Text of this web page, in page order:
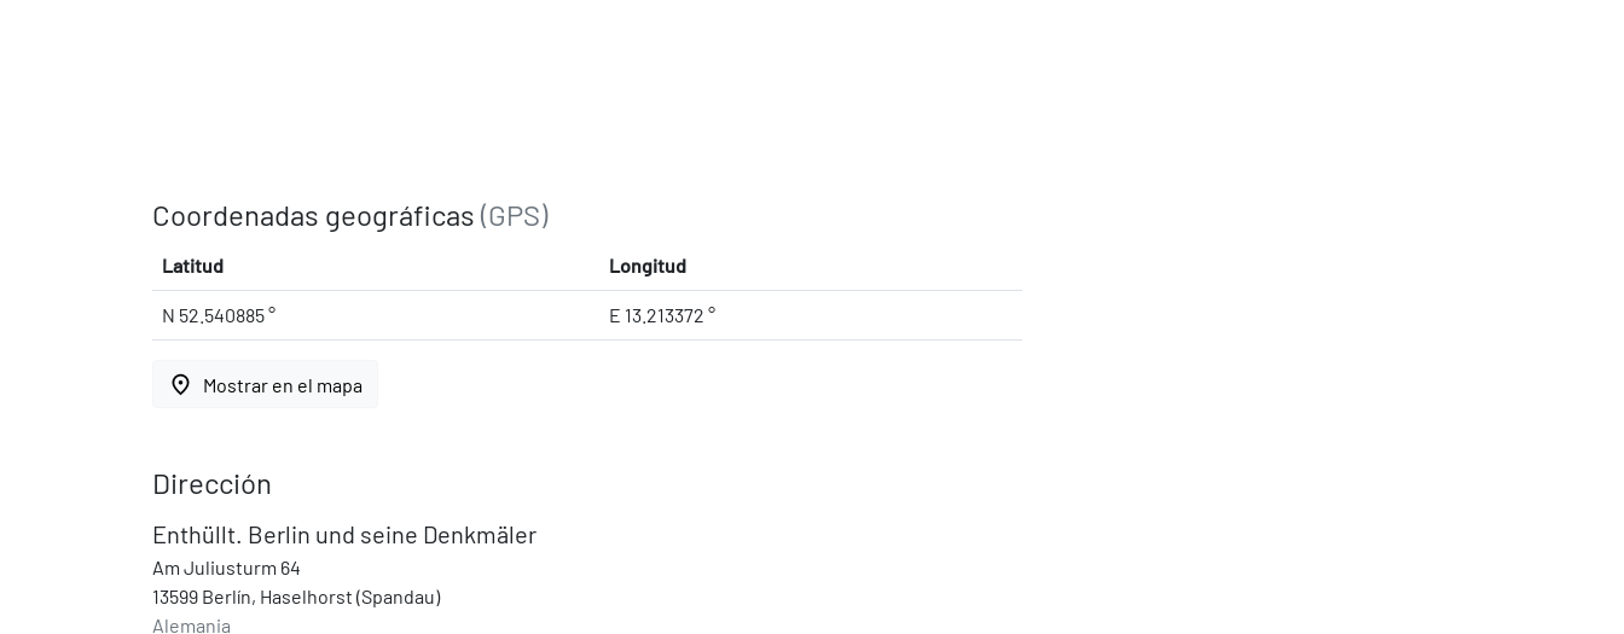
Coordenadas geográficas (GPS)
Latitud Longitud
N 52.540885 ° E 13.213372 °
place Mostrar en el mapa
Dirección
Enthüllt. Berlin und seine Denkmäler
Am Juliusturm 64
13599 Berlín, Haselhorst (Spandau)
Alemania